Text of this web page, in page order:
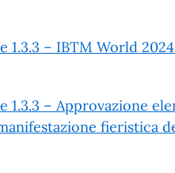
1.3.3 – IBTM World
1.3.3 – Approvazione
fieristica